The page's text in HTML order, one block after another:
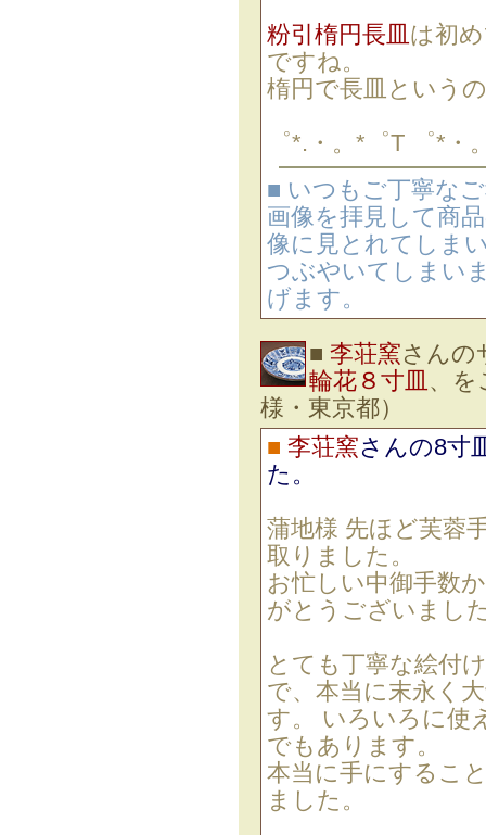
粉引楕円長皿は初
ですね。
楕円で長皿という
゜*.・。*゜T ゜*・
■ いつもご丁寧な
画像を拝見して商
像に見とれてしま
つぶやいてしまい
げます。
■ 李荘窯さんの
輪花８寸皿 、を
様・東京都）
■ 李荘窯さんの8寸
た。
蒲地様 先ほど芙蓉
取りました。
お忙しい中御手数
がとうございまし
とても丁寧な絵付
で、本当に末永く
す。 いろいろに使
でもあります。
本当に手にするこ
ました。